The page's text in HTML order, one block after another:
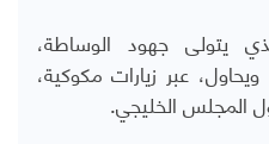
يتولى جهود الوساطة،
عبر زيارات مكوكية،
المجلس الخليجي.